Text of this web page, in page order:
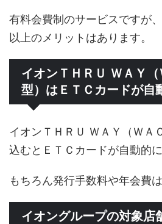
有料会費制のサービスですが
以上のメリットはあります。
イオンＴＨＲＵ ＷＡＹ
型）はＥＴＣカードが自
イオンＴＨＲＵ ＷＡＹ（ＷＡ
込むとＥＴＣカードが自動的
もちろん発行手数料や年会費は
イオングループの対象店